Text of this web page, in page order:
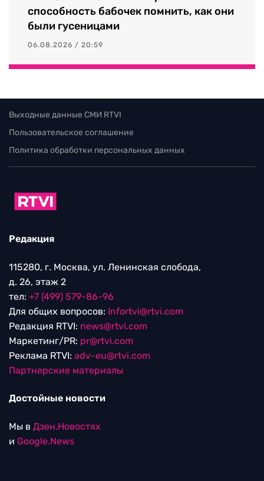
способность бабочек помнить, как они
были гусеницами
06.08.2026 / 20:59
Выходные данные СМИ RTVI
Пользовательское соглашение
Политика обработки персональных данных
Редакция
115280, г. Москва, ул. Ленинская слобода,
д. 26, этаж 2
тел: +7 (499) 579-86-96
Для общих вопросов: Infortvi@rtvi.com
Редакция RTVI: news@rtvi.com
Маркетинг/PR: pr@rtvi.com
Реклама RTVI: adv-eu@rtvi.com
Партнерские материалы
Достойные новости
Мы в Дзен.Новостях
и Google.News